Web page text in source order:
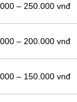
– 250.000 vnđ
– 200.000 vnđ
– 150.000 vnđ